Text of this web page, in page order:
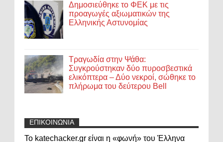
Δημοσιεύθηκε το ΦΕΚ με τις
προαγωγές αξιωματικών της
Ελληνικής Αστυνομίας
Τραγωδία στην Ψάθα:
Συγκρούστηκαν δύο πυροσβεστικά
ελικόπτερα – Δύο νεκροί, σώθηκε το
πλήρωμα του δεύτερου Bell
ΕΠΙΚΟΙΝΩΝΙΑ
Το katechacker.gr είναι η «φωνή» του Έλληνα